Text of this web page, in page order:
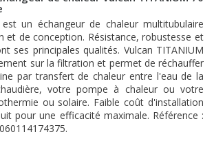
un échangeur de chaleur multitubulaire
et de conception. Résistance, robustesse et
ses principales qualités. Vulcan TITANIUM
sur la filtration et permet de réchauffer
par transfert de chaleur entre l'eau de la
votre pompe à chaleur ou votre
ou solaire. Faible coût d'installation
pour une efficacité maximale. Référence :